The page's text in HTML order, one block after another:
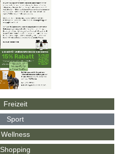
Freizeit
Sport
Wellness
Shopping